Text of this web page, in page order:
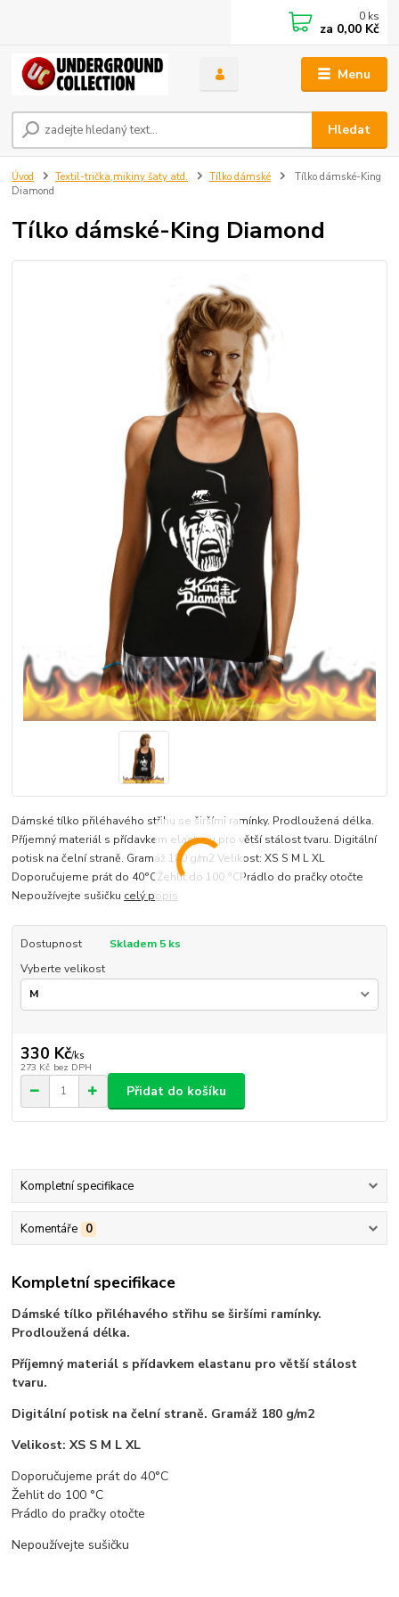
Menu
Hledat
0 ks
za 0,00 Kč
Úvod Textil-trička,mikiny šaty atd. Tílko dámské
Tílko dámské-King
Diamond
Tílko dámské-King Diamond
Dámské tílko přiléhavého střihu se širšími ramínky. Prodloužená délka.
Příjemný materiál s přídavkem elastanu pro větší stálost tvaru. Digitální
potisk na čelní straně. Gramáž 180 g/m2 Velikost: XS S M L XL
Doporučujeme prát do 40°CŽehlit do 100 °CPrádlo do pračky otočte
Nepoužívejte sušičku celý popis
Dostupnost
Skladem 5 ks
Vyberte velikost
330 Kč/ks
273 Kč bez DPH
Přidat do košíku
Kompletní specifikace
Komentáře 0
Kompletní specifikace
Dámské tílko přiléhavého střihu se širšími ramínky.
Prodloužená délka.
Příjemný materiál s přídavkem elastanu pro větší stálost
tvaru.
Digitální potisk na čelní straně. Gramáž 180 g/m2
Velikost: XS S M L XL
Doporučujeme prát do 40°C
Žehlit do 100 °C
Prádlo do pračky otočte
Nepoužívejte sušičku